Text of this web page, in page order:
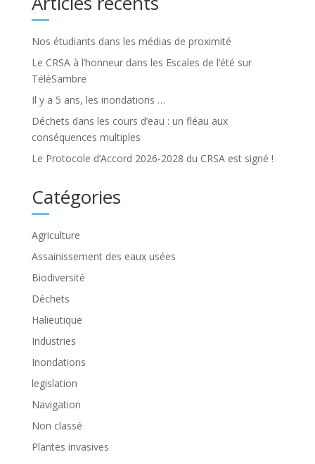
Nos étudiants dans les médias de proximité
Le CRSA à l’honneur dans les Escales de l’été sur
TéléSambre
Il y a 5 ans, les inondations …
Déchets dans les cours d’eau : un fléau aux
conséquences multiples
Le Protocole d’Accord 2026-2028 du CRSA est signé !
Catégories
Agriculture
Assainissement des eaux usées
Biodiversité
Déchets
Halieutique
Industries
Inondations
legislation
Navigation
Non classé
Plantes invasives